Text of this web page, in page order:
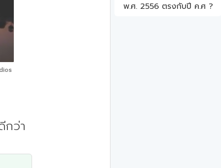
กว่า
พ.ศ. 2556 ตรงกับปี ค.ศ ?